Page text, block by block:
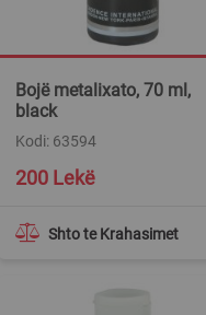
Bojë metalixato, 70 ml,
black
Kodi: 63594
Shto te Krahasimet
200 Lekë